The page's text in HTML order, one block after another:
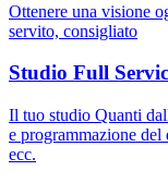
Ottenere una visione
servito, consigliato
Studio Full
Il tuo studio Quanti
e programmazione
ecc.